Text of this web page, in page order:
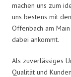
machen uns zum
uns bestens mit
Offenbach am
dabei ankommt.
Als zuverlässiges
Qualität und